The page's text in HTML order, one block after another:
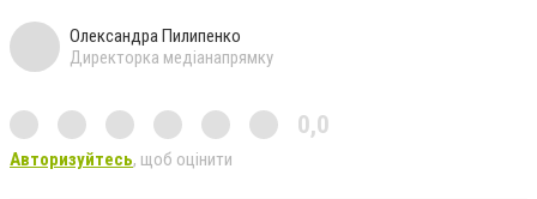
Олександра Пилипенко
Директорка медіанапрямку
0,0
Авторизуйтесь, щоб оцінити